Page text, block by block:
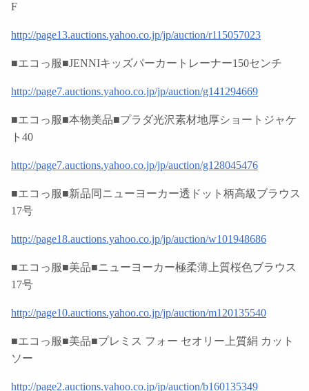
F
http://page13.auctions.yahoo.co.jp/jp/auction/r115057023
■エコっ服■JENNIキッズパーカートレーナー150センチ
http://page7.auctions.yahoo.co.jp/jp/auction/g141294669
■エコっ服■本物美品■プラダ光沢素材地厚ショートジャケ
ト40
http://page7.auctions.yahoo.co.jp/jp/auction/g128045476
■エコっ服■新品同ニューヨーカー透ドット柄高級ブラウス
17号
http://page18.auctions.yahoo.co.jp/jp/auction/w101948686
■エコっ服■美品■ニューヨーカー極柔薄上質桜色ブラウス
17号
http://page10.auctions.yahoo.co.jp/jp/auction/m120135540
■エコっ服■美品■プレミス フォー セオリー上質絹 カット
ソー
http://page2.auctions.yahoo.co.jp/jp/auction/b160135349